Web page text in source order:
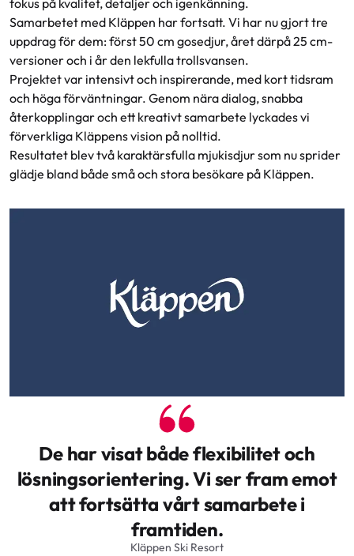
Samarbetet med Kläppen har fortsatt. Vi har nu gjort tre
uppdrag för dem: först 50 cm gosedjur, året därpå 25 cm-
versioner och i år den lekfulla trollsvansen.
Projektet var intensivt och inspirerande, med kort tidsram
och höga förväntningar. Genom nära dialog, snabba
återkopplingar och ett kreativt samarbete lyckades vi
förverkliga Kläppens vision på nolltid.
Resultatet blev två karaktärsfulla mjukisdjur som nu sprider
glädje bland både små och stora besökare på Kläppen.
De har visat både flexibilitet och
lösningsorientering. Vi ser fram emot
att fortsätta vårt samarbete i
framtiden.
Kläppen Ski Resort